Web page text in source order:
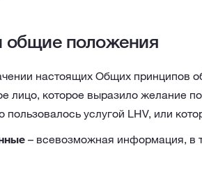
общие положения
настоящих Общих принципов
лицо, которое выразило желание
пользовалось услугой LHV, или
– всевозможная информация, в